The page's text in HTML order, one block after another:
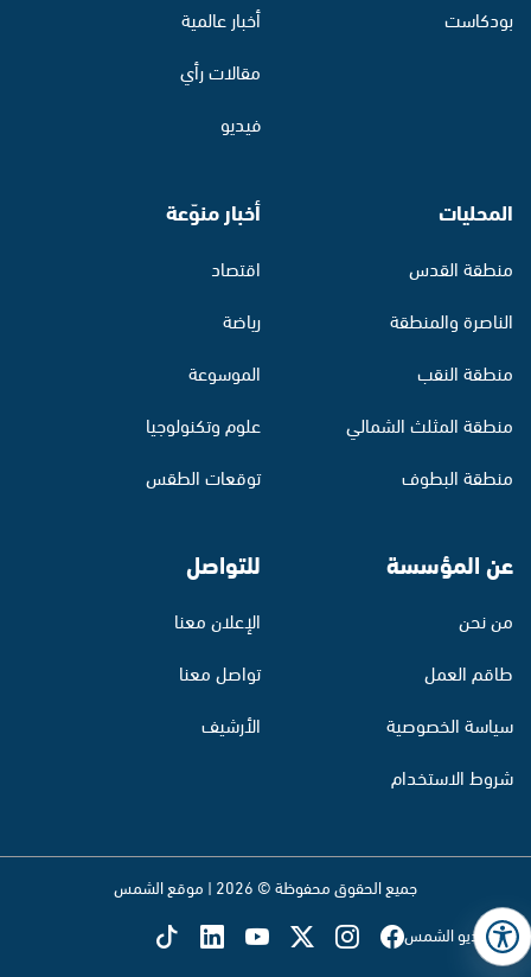
بودكاست
أخبار عالمية
مقالات رأي
فيديو
المحليات
منطقة القدس
الناصرة والمنطقة
منطقة النقب
منطقة المثلث الشمالي
منطقة البطوف
أخبار منوّعة
اقتصاد
رياضة
الموسوعة
علوم وتكنولوجيا
توقعات الطقس
عن المؤسسة
من نحن
طاقم العمل
سياسة الخصوصية
شروط الاستخدام
للتواصل
الإعلان معنا
تواصل معنا
الأرشيف
جميع الحقوق محفوظة © 2026 | موقع الشمس
تابع راديو الشمس